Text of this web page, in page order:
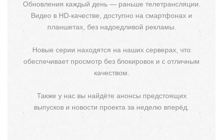
Обновления каждый день — раньше телетрансляции.
Видео в HD-качестве, доступно на смартфонах и
планшетах, без надоедливой рекламы.
Новые серии находятся на наших серверах, что
обеспечивает просмотр без блокировок и с отличным
качеством.
Также у нас вы найдёте анонсы предстоящих
выпусков и новости проекта за неделю вперёд.